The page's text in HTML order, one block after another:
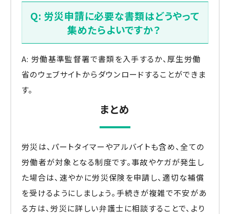
Q: 労災申請に必要な書類はどうやって
集めたらよいですか？
A: 労働基準監督署で書類を入手するか、厚生労働
省のウェブサイトからダウンロードすることができま
す。
まとめ
労災は、パートタイマーやアルバイトも含め、全ての
労働者が対象となる制度です。事故やケガが発生し
た場合は、速やかに労災保険を申請し、適切な補償
を受けるようにしましょう。手続きが複雑で不安があ
る方は、労災に詳しい弁護士に相談することで、より